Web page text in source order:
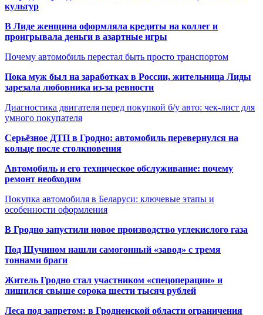
культур
В Лиде женщина оформляла кредиты на коллег и
проигрывала деньги в азартные игры
Почему автомобиль перестал быть просто транспортом
Пока муж был на заработках в России, жительница Лиды
зарезала любовника из-за ревности
Диагностика двигателя перед покупкой б/у авто: чек-лист для
умного покупателя
Серьёзное ДТП в Гродно: автомобиль перевернулся на
кольце после столкновения
Автомобиль и его техническое обслуживание: почему
ремонт необходим
Покупка автомобиля в Беларуси: ключевые этапы и
особенности оформления
В Гродно запустили новое производство углекислого газа
Под Щучином нашли самогонный «завод» с тремя
тоннами браги
Житель Гродно стал участником «спецоперации» и
лишился свыше сорока шести тысяч рублей
Леса под запретом: в Гродненской области ограничения